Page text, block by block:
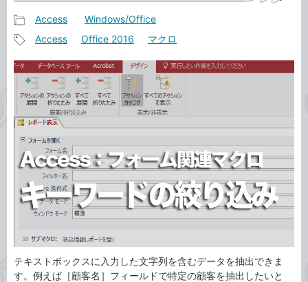
事
カ
テ
ゴ
リ
Access Windows/Office
タ
グ
Access Office 2016 マクロ
テキストボックスに入力した文字列を含むデータを抽出できま
す。例えば［顧客名］フィールドで特定の顧客を抽出したいと